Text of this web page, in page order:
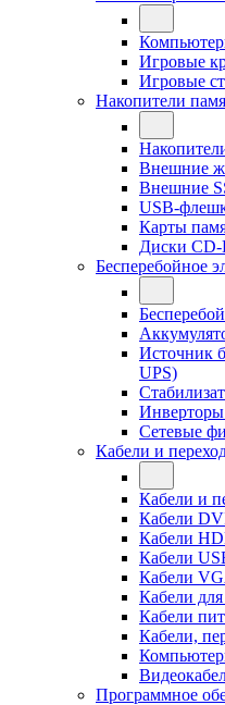
Игровые
Игровые
Накопители
Внешние
Внешние
USB-
Карты
Диски
Бесперебойное
Источник
UPS)
Сетевые
Кабели и
Кабели и
Кабели
Кабели
Кабели
Кабели
Кабели
Кабели
Кабели,
Программное